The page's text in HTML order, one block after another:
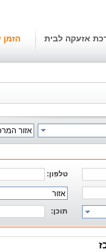
אזעקה לבית הזמן
אזור
טלפון:
אזור
תוכן: